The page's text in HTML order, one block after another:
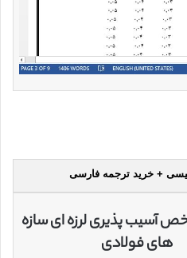
+ خرید ترجمه فارسی
آسیب پذیری لرزه ای سازه
های فولادی